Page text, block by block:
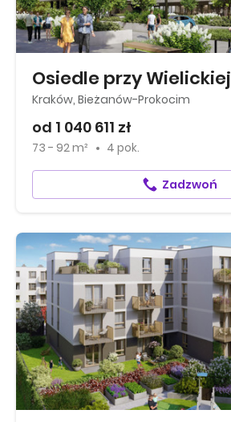
Osiedle przy Wielickiej
Kraków, Bieżanów-Prokocim
od 1 040 611 zł
73 - 92 m² 4 pok.
Zadzwoń